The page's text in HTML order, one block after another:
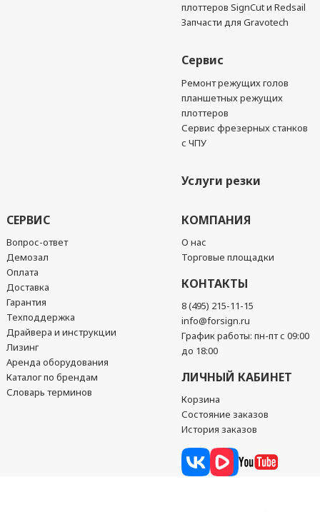
плоттеров SignCut и Redsail
Запчасти для Gravotech
Сервис
Ремонт режущих голов
планшетных режущих
плоттеров
Сервис фрезерных станков
с ЧПУ
Услуги резки
СЕРВИС
Вопрос-ответ
Демозал
Оплата
Доставка
Гарантия
Техподдержка
Драйвера и инструкции
Лизинг
Аренда оборудования
Каталог по брендам
Словарь терминов
КОМПАНИЯ
О нас
Торговые площадки
КОНТАКТЫ
8 (495) 215-11-15
info@forsign.ru
График работы: пн-пт с 09:00
до 18:00
ЛИЧНЫЙ КАБИНЕТ
Корзина
Состояние заказов
История заказов